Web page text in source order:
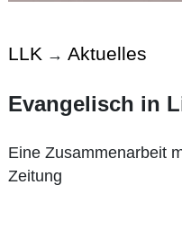
LLK → Aktuelles
Evangelisch in
Eine Zusammenarbeit
Zeitung